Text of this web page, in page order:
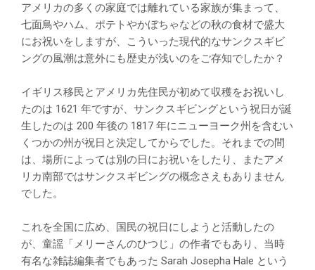
アメリカの多くの家庭では離れている家族が集まって、
七面鳥やハム、ポテトやかぼちゃなどの秋の食材で盛大
にお祝いをしますが、こういった現代的なサンクスギビ
ングの風潮は意外にも歴史が浅いのをご存知でしたか？
イギリス移民とアメリカ先住民が初めて収穫をお祝いし
たのは 1621 年ですが、サンクスギビングという祝日が誕
生したのは 200 年後の 1817 年にニューヨーク州を含むい
くつかの州が祝日と決定してからでした。それまでの間
は、場所によっては別の日にお祝いをしたり、またアメ
リカ南部ではサンクスギビングの概念さえもありません
でした。
これを全国に広め、国民の祝日にしようと活動したの
が、童謡「メリーさんのひつじ」の作者でもあり、当時
有名な雑誌編集者でもあった Sarah Josepha Hale という